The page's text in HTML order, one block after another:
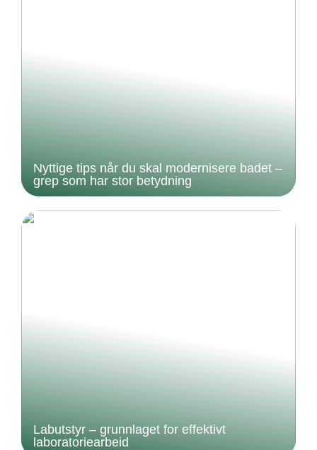
Nyttige tips når du skal modernisere badet –
grep som har stor betydning
Labutstyr – grunnlaget for effektivt
laboratoriearbeid